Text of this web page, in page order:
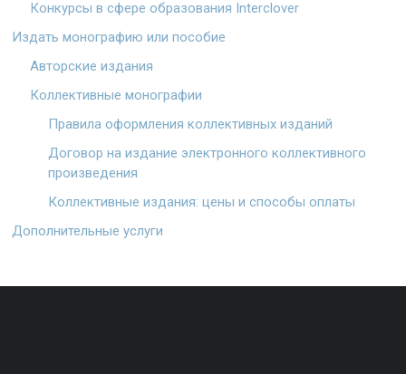
Конкурсы в сфере образования Interclover
Издать монографию или пособие
Авторские издания
Коллективные монографии
Правила оформления коллективных изданий
Договор на издание электронного коллективного
произведения
Коллективные издания: цены и способы оплаты
Дополнительные услуги